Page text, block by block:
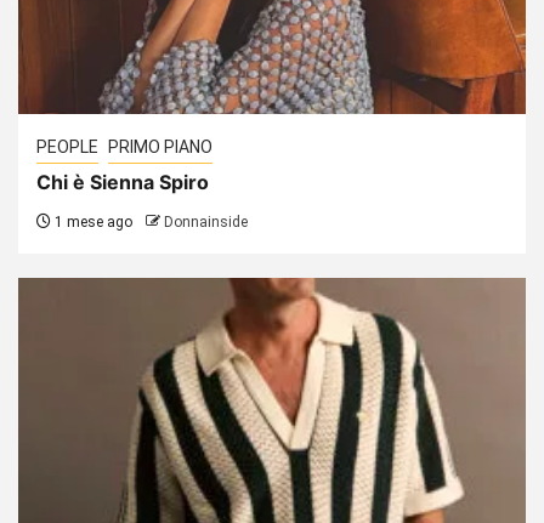
PEOPLE PRIMO PIANO
Chi è Sienna Spiro
1 mese ago Donnainside